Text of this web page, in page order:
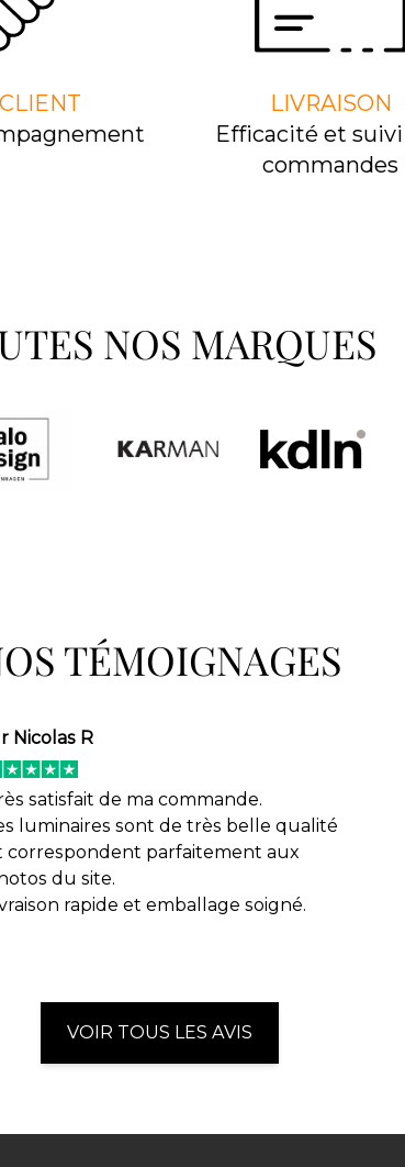
LIVRAISON
Efﬁcacité et
commandes
NOS MARQUES
TÉMOIGNAGES
Nicolas R
satisfait de ma commande.
luminaires sont de très belle qualité
correspondent parfaitement aux
du site.
rapide et emballage soigné.
VOIR TOUS LES AVIS